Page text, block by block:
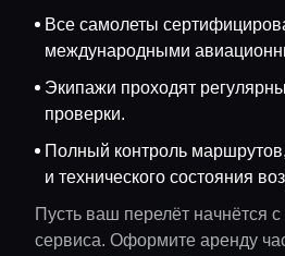
Все самолеты
международными
Экипажи проходят
проверки.
Полный контроль
и технического состояния
Пусть ваш перелёт начнётся с
сервиса. Оформите аренду